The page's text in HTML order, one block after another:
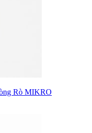
Rò MIKRO